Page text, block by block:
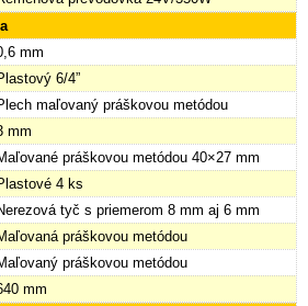
mm
6/4”
maľovaný práškovou metódou
mm
práškovou metódou 40×27 mm
4 ks
tyč s priemerom 8 mm aj 6 mm
práškovou metódou
práškovou metódou
mm